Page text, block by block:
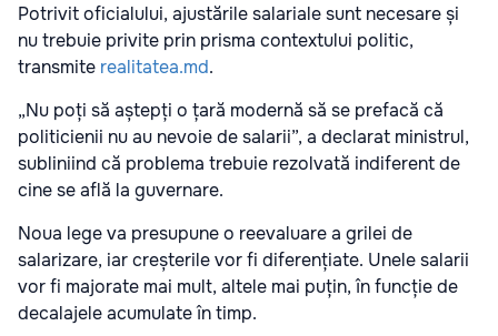
Potrivit oficialului, ajustările salariale sunt necesare și
nu trebuie privite prin prisma contextului politic,
transmite realitatea.md.
„Nu poți să aștepți o țară modernă să se prefacă că
politicienii nu au nevoie de salarii”, a declarat ministrul,
subliniind că problema trebuie rezolvată indiferent de
cine se află la guvernare.
Noua lege va presupune o reevaluare a grilei de
salarizare, iar creșterile vor fi diferențiate. Unele salarii
vor fi majorate mai mult, altele mai puțin, în funcție de
decalajele acumulate în timp.